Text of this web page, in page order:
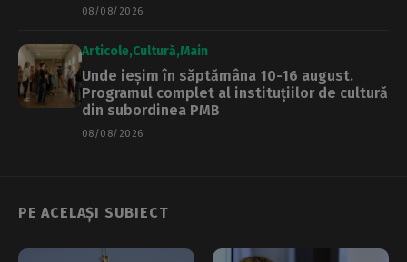
08/08/2026
Articole Cultură Main
Unde ieșim în săptămâna 10-16 august.
Programul complet al instituțiilor de cultură
din subordinea PMB
08/08/2026
PE ACELAȘI SUBIECT